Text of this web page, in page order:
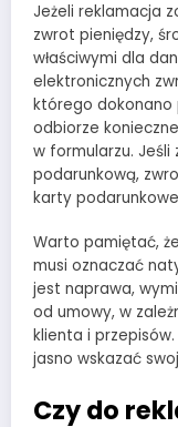
Jeżeli reklamacja
zwrot pieniędzy,
właściwymi dla
elektronicznych
którego dokonano
odbiorze
w formularzu. Jeśli
podarunkową,
karty
Warto pamiętać,
musi oznaczać
jest naprawa,
od umowy, w
klienta i przepisów.
jasno wskazać
Czy do